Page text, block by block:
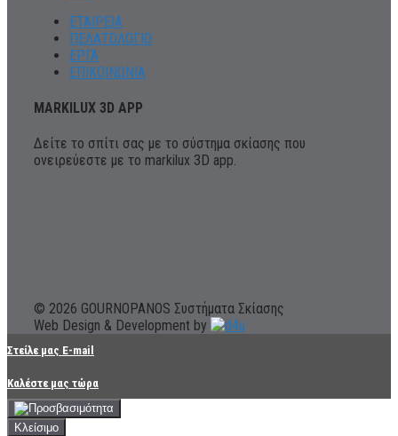
ΕΤΑΙΡΕΙΑ
ΠΕΛΑΤΟΛΟΓΙΟ
ΕΡΓΑ
ΕΠΙΚΟΙΝΩΝΙΑ
MARKILUX 3D APP
Δείτε το σπίτι σας με το σύστημα σκίασης που
ονειρεύεστε με το markilux 3D app.
© 2026 GOURNOPANOS Συστήματα Σκίασης
Web Design & Development by
Στείλε μας E-mail
Καλέστε μας τώρα
Κλείσιμο